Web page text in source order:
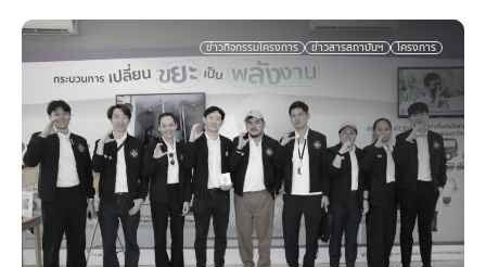
ข่าวกิจกรรมโครงการ ข่าวสารสถาบันฯ โครงการ